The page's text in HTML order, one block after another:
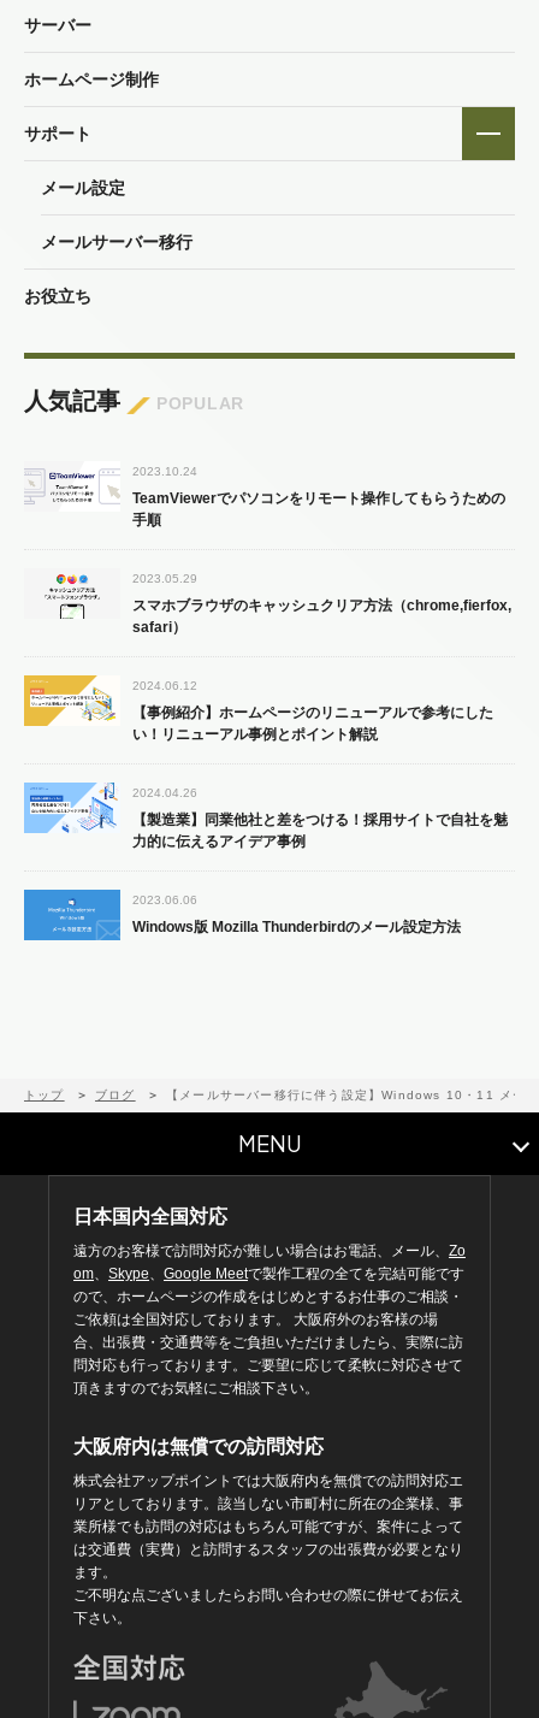
サーバー
ホームページ制作
サポート
メール設定
メールサーバー移行
お役立ち
人気記事 POPULAR
2023.10.24
TeamViewerでパソコンをリモート操作してもらうための
手順
2023.05.29
スマホブラウザのキャッシュクリア方法（chrome,fierfox,
safari）
2024.06.12
【事例紹介】ホームページのリニューアルで参考にした
い！リニューアル事例とポイント解説
2024.04.26
【製造業】同業他社と差をつける！採用サイトで自社を魅
力的に伝えるアイデア事例
2023.06.06
Windows版 Mozilla Thunderbirdのメール設定方法
トップ ブログ 【メールサーバー移行に伴う設定】Windows 10・11 メール
MENU
日本国内全国対応
遠方のお客様で訪問対応が難しい場合はお電話、メール、 Zo
om、 Skype、 Google Meetで製作工程の全てを完結可能です
ので、ホームページの作成をはじめとするお仕事のご相談・
ご依頼は全国対応しております。 大阪府外のお客様の場
合、出張費・交通費等をご負担いただけましたら、実際に訪
問対応も行っております。ご要望に応じて柔軟に対応させて
頂きますのでお気軽にご相談下さい。
大阪府内は無償での訪問対応
株式会社アップポイントでは大阪府内を無償での訪問対応エ
リアとしております。該当しない市町村に所在の企業様、事
業所様でも訪問の対応はもちろん可能ですが、案件によって
は交通費（実費）と訪問するスタッフの出張費が必要となり
ます。
ご不明な点ございましたらお問い合わせの際に併せてお伝え
下さい。